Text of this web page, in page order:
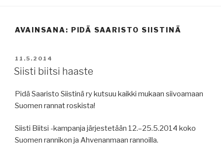
AVAINSANA: PIDÄ SAARISTO SIISTINÄ
JULKAISTU
11.5.2014
Siisti biitsi haaste
Pidä Saaristo Siistinä ry kutsuu kaikki mukaan siivoamaan
Suomen rannat roskista!
Siisti Biitsi -kampanja järjestetään 12.–25.5.2014 koko
Suomen rannikon ja Ahvenanmaan rannoilla.